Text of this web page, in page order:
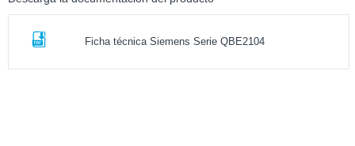
Ficha técnica Siemens Serie QBE2104